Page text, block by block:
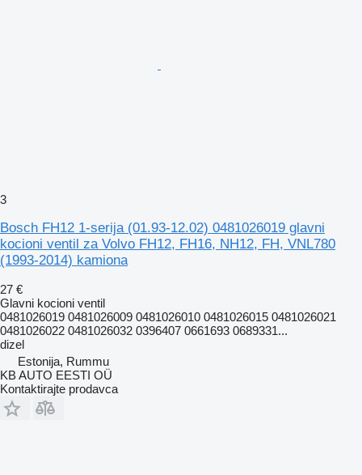
3
Bosch FH12 1-serija (01.93-12.02) 0481026019 glavni
kocioni ventil za Volvo FH12, FH16, NH12, FH, VNL780
(1993-2014) kamiona
27 €
Glavni kocioni ventil
0481026019 0481026009 0481026010 0481026015 0481026021
0481026022 0481026032 0396407 0661693 0689331...
dizel
Estonija, Rummu
KB AUTO EESTI OÜ
Kontaktirajte prodavca